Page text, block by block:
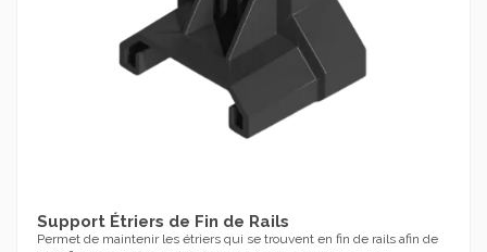
Support Étriers de Fin de Rails
Permet de maintenir les étriers qui se trouvent en fin de rails afin de